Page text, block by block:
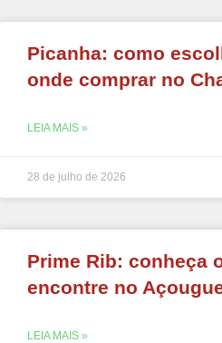
Picanha: como
onde comprar no
LEIA MAIS »
28 de julho de 2026
Prime Rib: conheça
encontre no
LEIA MAIS »